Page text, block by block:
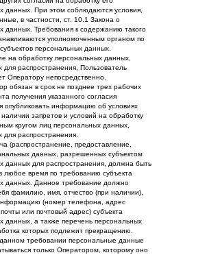
данных. При этом соблюдаются условия,
в частности, ст. 10.1 Закона о
данных. Требования к содержанию такого
уполномоченным органом по
персональных данных.
на обработку персональных данных,
распространения, Пользователь
Оператору непосредственно.
обязан в срок не позднее трех рабочих
получения указанного согласия
опубликовать информацию об условиях
запретов и условий на обработку
кругом лиц персональных данных,
распространения.
(распространение, предоставление,
данных, разрешенных субъектом
данных для распространения, должна быть
любое время по требованию субъекта
данных. Данное требование должно
фамилию, имя, отчество (при наличии),
(номер телефона, адрес
или почтовый адрес) субъекта
данных, а также перечень персональных
которых подлежит прекращению.
требовании персональные данные
только Оператором, которому оно